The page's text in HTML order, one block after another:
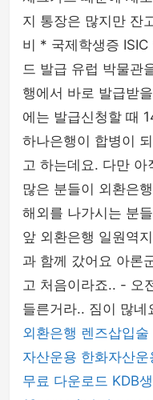
지 통장은 많지만 잔
비 * 국제학생증
드 발급 유럽 박물관
행에서 바로 발급받
에는 발급신청할 때
하나은행이 합병이
고 하는데요. 다만 아
많은 분들이 외환은
해외를 나가시는 분
앞 외환은행 일원역
과 함께 갔어요 아론
고 처음이라죠.. - 오
들른거라.. 짐이 많네
외환은행 렌즈삽입술
자산운용 한화자산운
무료 다운로드 KDB